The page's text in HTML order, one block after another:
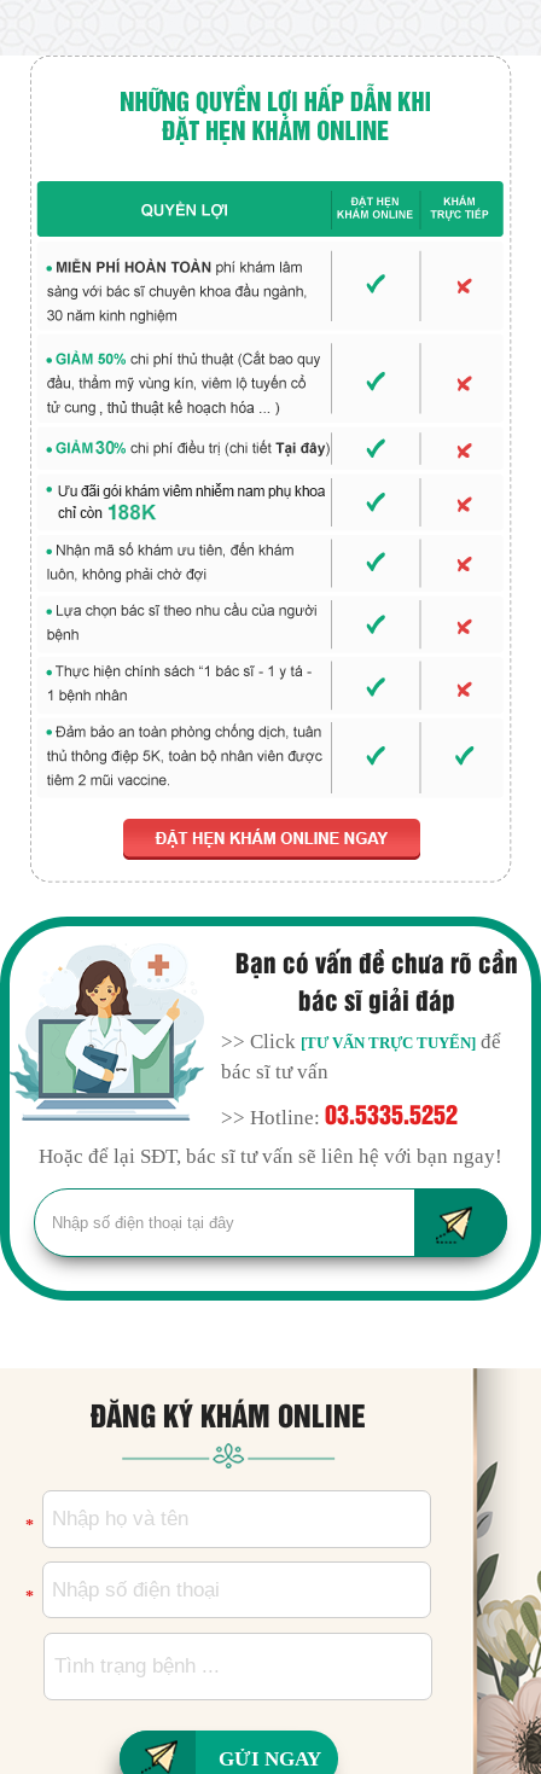
Bạn có vấn đề chưa rõ cần
bác sĩ giải đáp
>> Click [TƯ VẤN TRỰC TUYẾN] để
bác sĩ tư vấn
>> Hotline:03.5335.5252
Hoặc để lại SĐT, bác sĩ tư vấn sẽ liên hệ với bạn ngay!
ĐĂNG KÝ KHÁM ONLINE
*
*
GỬI NGAY